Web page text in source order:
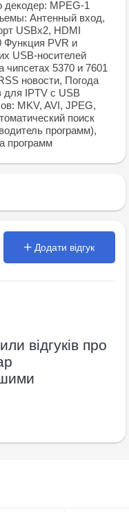
декодер: MPEG-1
Антенный вход,
USBx2, HDMI
Функция PVR и
USB-носителей
5370 и 7601
новости, Погода
для IPTV с USB
MKV, AVI, JPEG,
поиск
программ),
программ
Додати відгук
відгуків про